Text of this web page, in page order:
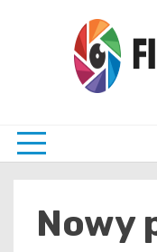
Nowy